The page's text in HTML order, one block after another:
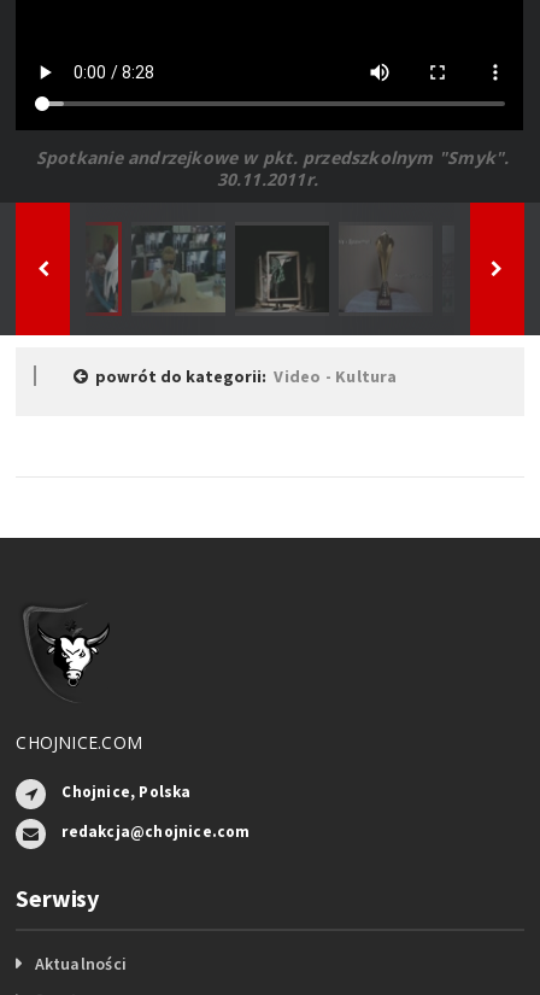
Spotkanie andrzejkowe w pkt. przedszkolnym "Smyk".
30.11.2011r.
powrót do kategorii:Video - Kultura
CHOJNICE.COM
Chojnice, Polska
redakcja@chojnice.com
Serwisy
Aktualności